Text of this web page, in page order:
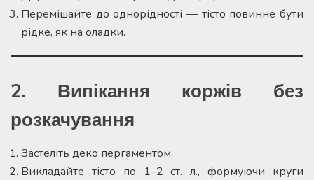
Перемішайте до однорідності — тісто повинне бути
рідке, як на оладки.
2. Випікання коржів без
розкачування
Застеліть деко пергаментом.
Викладайте тісто по 1–2 ст. л., формуючи круги